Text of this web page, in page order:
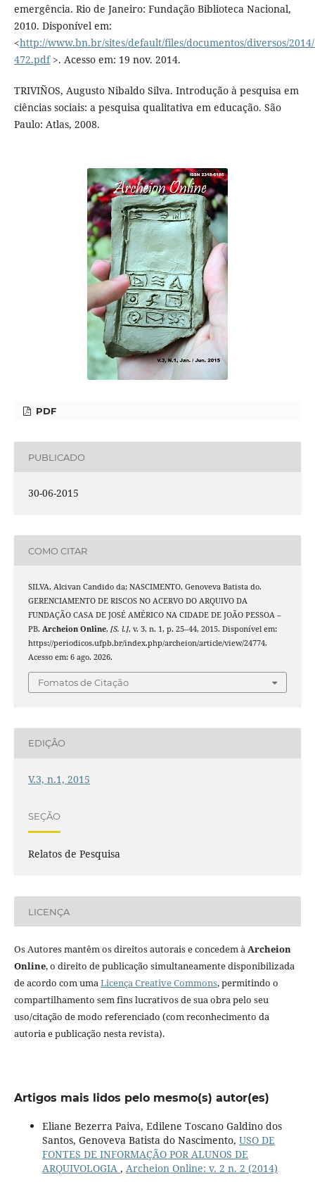
emergência. Rio de Janeiro: Fundação Biblioteca Nacional,
2010. Disponível em:
<http://www.bn.br/sites/default/files/documentos/diversos/
472.pdf>. Acesso em: 19 nov. 2014.
TRIVIÑOS, Augusto Nibaldo Silva. Introdução à pesquisa em
ciências sociais: a pesquisa qualitativa em educação. São
Paulo: Atlas, 2008.
PDF
PUBLICADO
30-06-2015
COMO CITAR
SILVA, Alcivan Candido da; NASCIMENTO, Genoveva Batista do.
GERENCIAMENTO DE RISCOS NO ACERVO DO ARQUIVO DA
FUNDAÇÃO CASA DE JOSÉ AMÉRICO NA CIDADE DE JOÃO PESSOA –
PB. Archeion Online, [S. l.], v. 3, n. 1, p. 25–44, 2015. Disponível em:
https://periodicos.ufpb.br/index.php/archeion/article/view/24774.
Acesso em: 6 ago. 2026.
Fomatos de Citação
EDIÇÃO
V.3, n.1, 2015
SEÇÃO
Relatos de Pesquisa
LICENÇA
Os Autores mantêm os direitos autorais e concedem àArcheion
Online, o direito de publicação simultaneamente disponibilizada
de acordo com umaLicença Creative Commons, permitindo o
compartilhamento sem fins lucrativos de sua obra pelo seu
uso/citação de modo referenciado (com reconhecimento da
autoria e publicação nesta revista).
Artigos mais lidos pelo mesmo(s) autor(es)
Eliane Bezerra Paiva, Edilene Toscano Galdino dos
Santos, Genoveva Batista do Nascimento, USO DE
FONTES DE INFORMAÇÃO POR ALUNOS DE
ARQUIVOLOGIA , Archeion Online: v. 2 n. 2 (2014)